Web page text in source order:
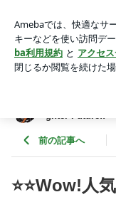
散！ | Be an optimist
アプリをダウンロー
ょう。
ghter Future!!
前の記事へ
⭐️⭐️Wow!人